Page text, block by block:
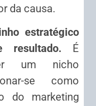
da causa.
estratégico
resultado. É
um nicho
se como
do marketing